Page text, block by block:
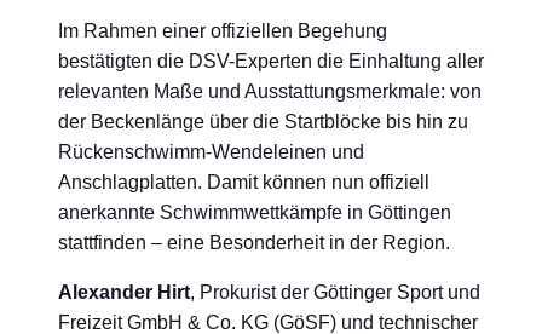
Im Rahmen einer offiziellen Begehung
bestätigten die DSV-Experten die Einhaltung aller
relevanten Maße und Ausstattungsmerkmale: von
der Beckenlänge über die Startblöcke bis hin zu
Rückenschwimm-Wendeleinen und
Anschlagplatten. Damit können nun offiziell
anerkannte Schwimmwettkämpfe in Göttingen
stattfinden – eine Besonderheit in der Region.
Alexander Hirt, Prokurist der Göttinger Sport und
Freizeit GmbH & Co. KG (GöSF) und technischer